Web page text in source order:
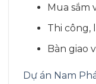
Mua sắm
Thi công,
Bàn giao
Dự án Nam